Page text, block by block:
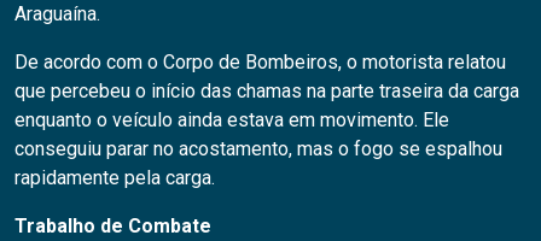
Araguaína.
De acordo com o Corpo de Bombeiros, o motorista relatou
que percebeu o início das chamas na parte traseira da carga
enquanto o veículo ainda estava em movimento. Ele
conseguiu parar no acostamento, mas o fogo se espalhou
rapidamente pela carga.
Trabalho de Combate